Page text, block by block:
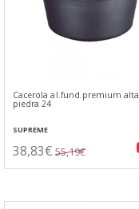
Cacerola al.fund.premium alta
piedra 24
SUPREME
38,83€ 55,19€